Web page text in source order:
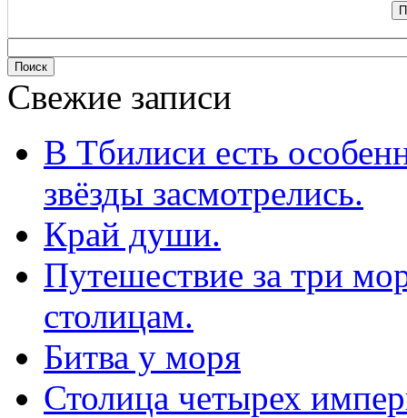
Свежие записи
В Тбилиси есть
звёзды засмотрелись.
Край души.
Путешествие за три
столицам.
Битва у моря
Столица четырех